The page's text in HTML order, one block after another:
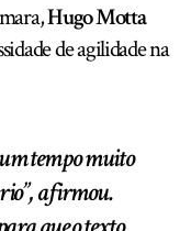
Hugo Motta
de agilidade na
tempo muito
afirmou.